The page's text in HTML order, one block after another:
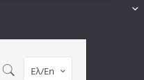
Ελ/En